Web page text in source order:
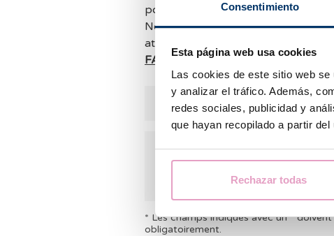
Consentimiento
Esta página web usa cookies
Las cookies de este sitio web
y analizar el tráfico. Además,
redes sociales, publicidad y
que hayan recopilado a partir
Rechazar todas
pouvons pas répondre à tous les
Nous tenterons de vous répondre
attendant, nous vous conseillons de
FAQ
au cas où celles-ci pourraient
* Les champs indiqués avec un *
obligatoirement.